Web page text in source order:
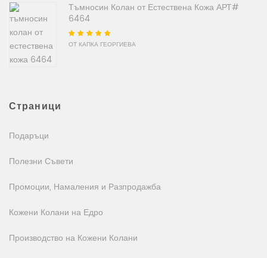
Тъмносин Колан от Естествена Кожа АРТ#
6464
Оценено на5от
ОТ КАПКА ГЕОРГИЕВА
Страници
Подаръци
Полезни Съвети
Промоции, Намаления и Разпродажба
Кожени Колани на Едро
Производство на Кожени Колани